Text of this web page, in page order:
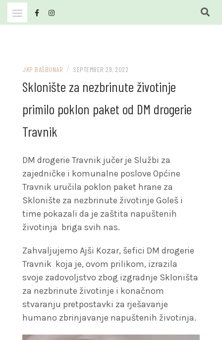
Skip
JKP BAŠBUNAR / SEPTEMBER 28, 2022
Sklonište za nezbrinute životinje
primilo poklon paket od DM drogerie
Travnik
DM drogerie Travnik jučer je Službi za
zajedničke i komunalne poslove Općine
Travnik uručila poklon paket hrane za
Sklonište za nezbrinute životinje Goleš i
time pokazali da je zaštita napuštenih
životinja briga svih nas.
Zahvaljujemo Ajši Kozar, šefici DM drogerie
Travnik koja je, ovom prilikom, izrazila
svoje zadovoljstvo zbog izgradnje Skloništa
za nezbrinute životinje i konačnom
stvaranju pretpostavki za rješavanje
humano zbrinjavanje napuštenih životinja.